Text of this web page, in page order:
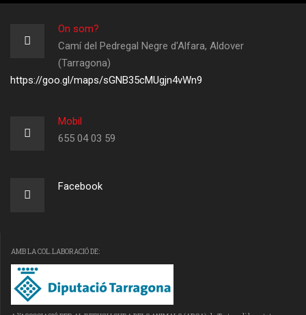
On som?
Camí del Pedregal Negre d'Alfara, Aldover
(Tarragona)
https://goo.gl/maps/sGNB35cMUgjn4vWn9
Mobil
655 04 03 59
Facebook
AMB LA COL.LABORACIÓ DE: